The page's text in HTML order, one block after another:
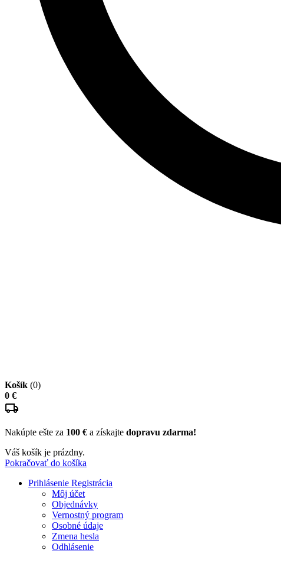
Košík (0)
0 €
Nakúpte ešte za 100 € a získajte dopravu zdarma!
Váš košík je prázdny.
Pokračovať do košíka
Prihlásenie Registrácia
Môj účet
Objednávky
Vernostný program
Osobné údaje
Zmena hesla
Odhlásenie